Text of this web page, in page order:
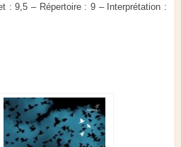
: 9,5 – Répertoire : 9 – Interprétation :